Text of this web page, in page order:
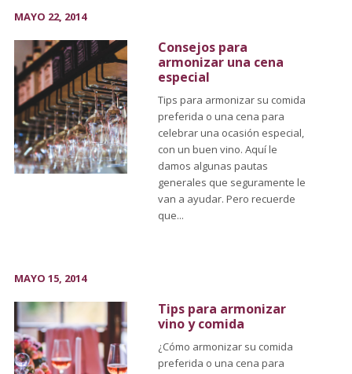
MAYO 22, 2014
Consejos para
armonizar una cena
especial
Tips para armonizar su comida
preferida o una cena para
celebrar una ocasión especial,
con un buen vino. Aquí le
damos algunas pautas
generales que seguramente le
van a ayudar. Pero recuerde
que...
MAYO 15, 2014
Tips para armonizar
vino y comida
¿Cómo armonizar su comida
preferida o una cena para